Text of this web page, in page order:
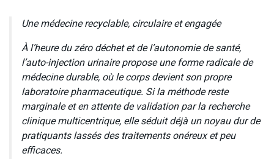
Une médecine recyclable, circulaire et engagée
À l’heure du zéro déchet et de l’autonomie de santé,
l’auto-injection urinaire propose une forme radicale de
médecine durable, où le corps devient son propre
laboratoire pharmaceutique. Si la méthode reste
marginale et en attente de validation par la recherche
clinique multicentrique, elle séduit déjà un noyau dur de
pratiquants lassés des traitements onéreux et peu
efficaces.